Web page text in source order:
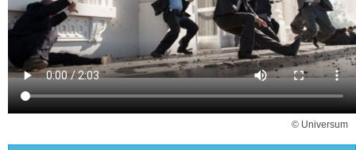
© Universum